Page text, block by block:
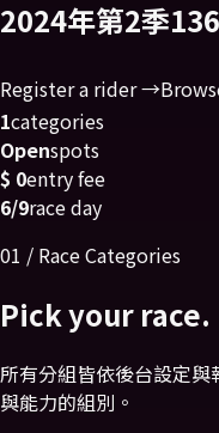
2024年第2季
Register a rider →
1categories
Openspots
$ 0entry fee
6/9race day
01 / Race Categories
Pick your race.
所有分組皆依後台設定
與能力的組別。